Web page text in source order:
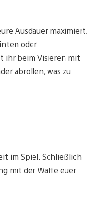
Ausdauer maximiert,
oder
ihr beim Visieren mit
abrollen, was zu
im Spiel. Schließlich
mit der Waffe euer